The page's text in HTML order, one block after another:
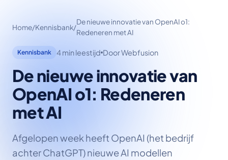
Home/Kennisbank/
De nieuwe innovatie van OpenAI o1:
Redeneren met AI
Kennisbank 4 min leestijd Door Webfusion
De nieuwe innovatie van
OpenAI o1: Redeneren
met AI
Afgelopen week heeft OpenAI (het bedrijf
achter ChatGPT) nieuwe AI modellen